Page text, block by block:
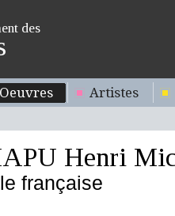
des
Oeuvres Artistes
Henri
française